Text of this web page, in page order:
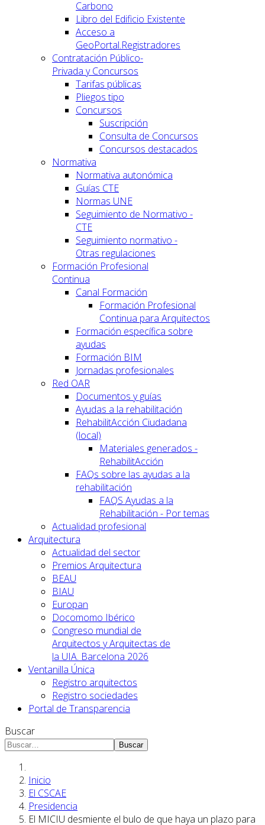
Carbono
Libro del Edificio Existente
Acceso a
GeoPortal.Registradores
Contratación Público-
Privada y Concursos
Tarifas públicas
Pliegos tipo
Concursos
Suscripción
Consulta de Concursos
Concursos destacados
Normativa
Normativa autonómica
Guías CTE
Normas UNE
Seguimiento de Normativo -
CTE
Seguimiento normativo -
Otras regulaciones
Formación Profesional
Continua
Canal Formación
Formación Profesional
Continua para Arquitectos
Formación específica sobre
ayudas
Formación BIM
Jornadas profesionales
Red OAR
Documentos y guías
Ayudas a la rehabilitación
RehabilitAcción Ciudadana
(local)
Materiales generados -
RehabilitAcción
FAQs sobre las ayudas a la
rehabilitación
FAQS Ayudas a la
Rehabilitación - Por temas
Actualidad profesional
Arquitectura
Actualidad del sector
Premios Arquitectura
BEAU
BIAU
Europan
Docomomo Ibérico
Congreso mundial de
Arquitectos y Arquitectas de
la UIA. Barcelona 2026
Ventanilla Única
Registro arquitectos
Registro sociedades
Portal de Transparencia
Buscar
Buscar
Inicio
El CSCAE
Presidencia
El MICIU desmiente el bulo de que haya un plazo para